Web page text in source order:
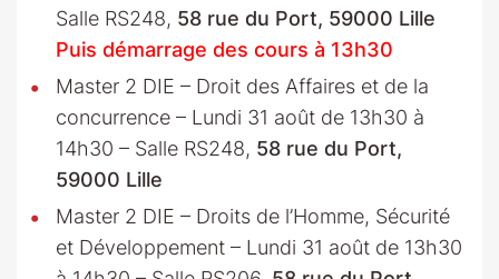
Salle RS248, 58 rue du Port, 59000 Lille
Puis démarrage des cours à 13h30
Master 2 DIE – Droit des Affaires et de la
concurrence – Lundi 31 août de 13h30 à
14h30 – Salle RS248, 58 rue du Port,
59000 Lille
Master 2 DIE – Droits de l’Homme, Sécurité
et Développement – Lundi 31 août de 13h30